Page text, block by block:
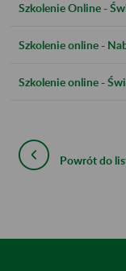
Szkolenie Online -
Szkolenie online -
Szkolenie online -
Powrót do